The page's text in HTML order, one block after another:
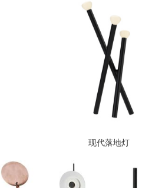
现代落地灯